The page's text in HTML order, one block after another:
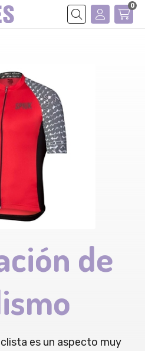
Buscar
0
de
es un aspecto muy